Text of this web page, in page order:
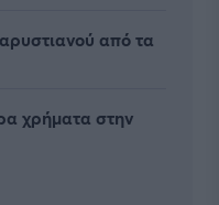
από τα
χρήματα στην